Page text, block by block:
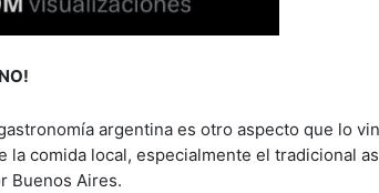
argentina es otro aspecto que lo
la comida local, especialmente el tradicional
Buenos Aires.